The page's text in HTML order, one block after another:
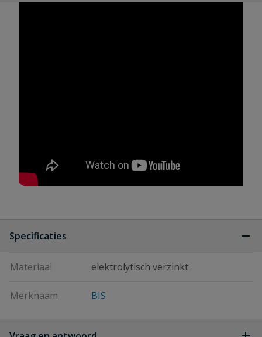
Specificaties
Materiaal elektrolytisch verzinkt
Merknaam BIS